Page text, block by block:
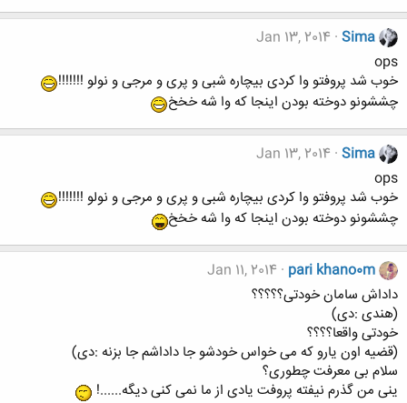
Sima
Jan 13, 2014
ops
خوب شد پروفتو وا کردی بیچاره شبی و پری و مرجی و نولو !!!!!!!
چششونو دوخته بودن اینجا که وا شه خخخ
Sima
Jan 13, 2014
ops
خوب شد پروفتو وا کردی بیچاره شبی و پری و مرجی و نولو !!!!!!!
چششونو دوخته بودن اینجا که وا شه خخخ
pari khano0m
Jan 11, 2014
داداش سامان خودتی؟؟؟؟؟
(هندی :دی)
خودتی واقعا؟؟؟؟
(قضیه اون یارو که می خواس خودشو جا داداشم جا بزنه :دی)
سلام بی معرفت چطوری؟
ینی من گذرم نیفته پروفت یادی از ما نمی کنی دیگه......!